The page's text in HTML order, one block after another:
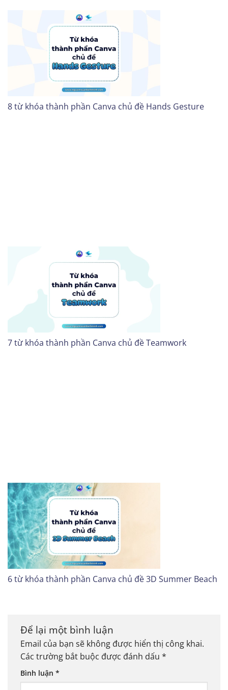
8 từ khóa thành phần Canva chủ đề Hands Gesture
7 từ khóa thành phần Canva chủ đề Teamwork
6 từ khóa thành phần Canva chủ đề 3D Summer Beach
Để lại một bình luận
Email của bạn sẽ không được hiển thị công khai.
Các trường bắt buộc được đánh dấu *
Bình luận *